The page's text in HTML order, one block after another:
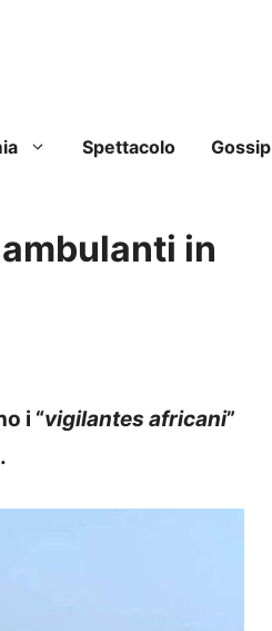
Spettacolo Gossip
in
i “vigilantes africani”